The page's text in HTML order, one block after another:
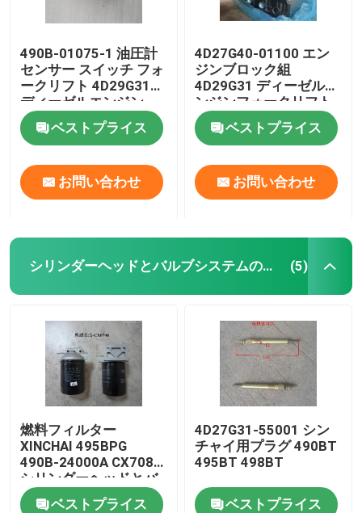
490B-01075-1 油圧計
センサー スイッチ フォ
ークリフト 4D29G31
ディーゼルエンジン
ベストプライス
お問い合わせ
4D27G40-01100 エン
ジンブロック組
4D29G31 ディーゼルエ
ンジンフォークリフト
ベストプライス
お問い合わせ
シリンダーヘッドとバルブシステムの組立 (5)
燃料フィルター
XINCHAI 495BPG
490B-24000A CX7085
シリンダーヘッドとバ
ルブシステム
ベストプライス
4D27G31-55001 シン
チャイ用プラグ 490BT
495BT 498BT
ベストプライス